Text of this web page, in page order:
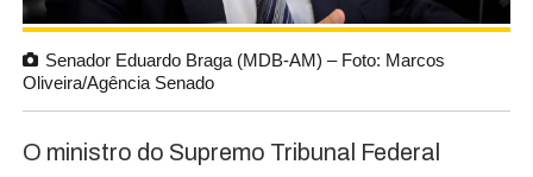
Senador Eduardo Braga (MDB-AM) – Foto: Marcos
Oliveira/Agência Senado
O ministro do Supremo Tribunal Federal